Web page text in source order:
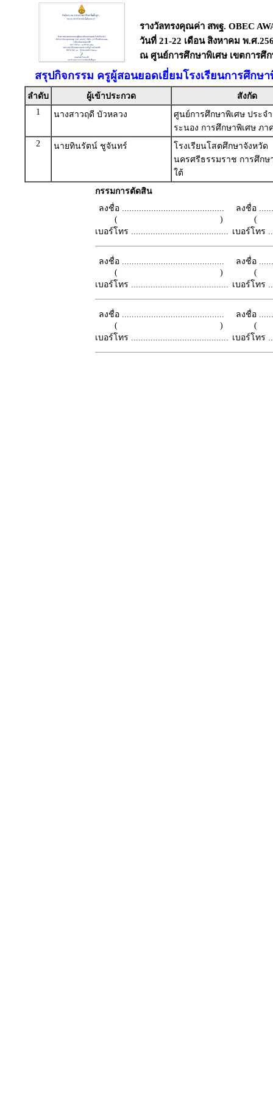
รางวัลทรงคุณค่า สพฐ. OBEC
วันที่ 21-22 เดือน สิงหาคม พ.ศ
ณ ศูนย์การศึกษาพิเศษ เขตการศึก
สรุปกิจกรรม ครูผู้สอนยอดเยี่ยมโรงเรียนการศึกษ
ลำดับ ผู้เข้าประกวด
สังกัด
1
นางสาวฤดี บัวหลวง
ศูนย์การศึกษาพิเศษ ประจ
ระนอง การศึกษาพิเศษ ภา
2
นายทินรัตน์ ชูจันทร์
โรงเรียนโสตศึกษาจังหวัด
นครศรีธรรมราช การศึกษ
ใต้
กรรมการตัดสิน
ลงชื่อ ..........................................
( )
เบอร์โทร ........................................
ลงชื่อ
เบอร์โทร
ลงชื่อ ..........................................
( )
เบอร์โทร ........................................
ลงชื่อ
เบอร์โทร
ลงชื่อ ..........................................
( )
เบอร์โทร ........................................
ลงชื่อ
เบอร์โทร